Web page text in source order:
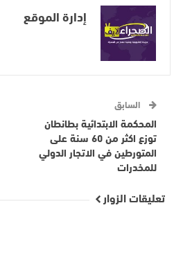
إدارة الموقع
السابق
المحكمة الابتدائية بطانطان
توزع اكثر من 60 سنة على
المتورطين في الاتجار الدولي
للمخدرات
تعليقات الزوار